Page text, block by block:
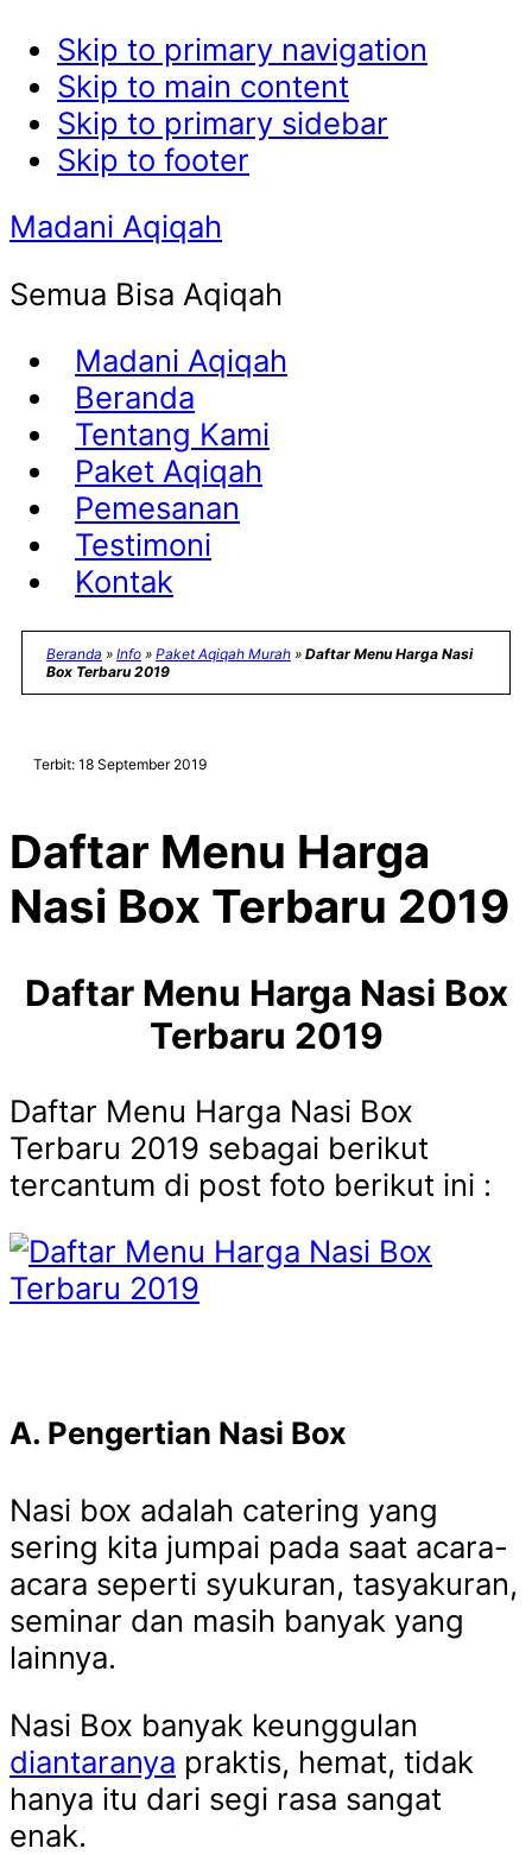
Skip to primary navigation
Skip to main content
Skip to primary sidebar
Skip to footer
Madani Aqiqah
Semua Bisa Aqiqah
Madani Aqiqah
Beranda
Tentang Kami
Paket Aqiqah
Pemesanan
Testimoni
Kontak
Beranda » Info » Paket Aqiqah Murah » Daftar Menu Harga Nasi
Box Terbaru 2019
Terbit: 18 September 2019
Daftar Menu Harga
Nasi Box Terbaru 2019
Daftar Menu Harga Nasi Box
Terbaru 2019
Daftar Menu Harga Nasi Box
Terbaru 2019 sebagai berikut
tercantum di post foto berikut ini :
A. Pengertian Nasi Box
Nasi box adalah catering yang
sering kita jumpai pada saat acara-
acara seperti syukuran, tasyakuran,
seminar dan masih banyak yang
lainnya.
Nasi Box banyak keunggulan
diantaranya praktis, hemat, tidak
hanya itu dari segi rasa sangat
enak.